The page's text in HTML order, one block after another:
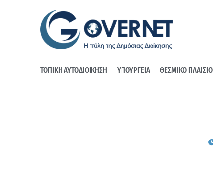
ΤΟΠΙΚΗ ΑΥΤΟΔΙΟΙΚΗΣΗ ΥΠΟΥΡΓΕΙΑ ΘΕΣΜΙΚΟ ΠΛΑΙΣΙΟ